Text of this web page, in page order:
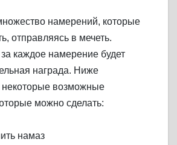
намерений, которые
отправляясь в мечеть.
каждое намерение будет
награда. Ниже
некоторые возможные
можно сделать:
намаз